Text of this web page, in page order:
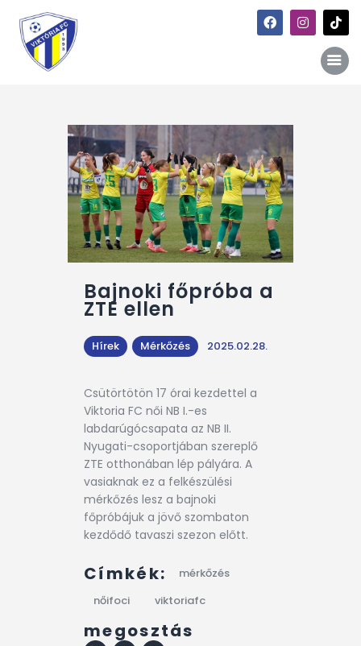
Főoldal
Hírek
Galéria
Történet
Kapcsolat
Szponzori kiajánlás
Bajnoki főpróba a
ZTE ellen
Hírek Mérkőzés 2025.02.28.
Csütörtötön 17 órai kezdettel a
Viktoria FC női NB I.-es
labdarúgócsapata az NB II.
Nyugati-csoportjában szereplő
ZTE otthonában lép pályára. A
vasiaknak ez a felkészülési
mérkőzés lesz a bajnoki
főpróbájuk a jövő szombaton
kezdődő tavaszi szezon előtt.
Címkék:
mérkőzés
nőifoci
viktoriafc
megosztás